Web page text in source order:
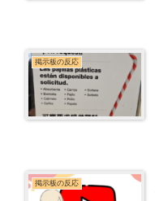
掲示板の反応
掲示板の反応